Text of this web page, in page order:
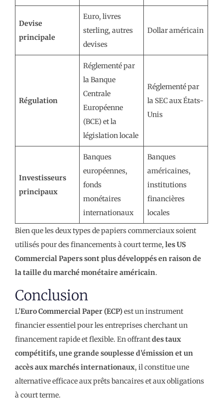
Devise
principale
Euro, livres
sterling, autres
devises
Dollar américain
Régulation
Réglementé par
la Banque
Centrale
Européenne
(BCE) et la
législation locale
Réglementé par
la SEC aux États-
Unis
Investisseurs
principaux
Banques
européennes,
fonds
monétaires
internationaux
Banques
américaines,
institutions
financières
locales
Bien que les deux types de papiers commerciaux soient
utilisés pour des financements à court terme, les US
Commercial Papers sont plus développés en raison de
la taille du marché monétaire américain.
Conclusion
L’Euro Commercial Paper (ECP)est un instrument
financier essentiel pour les entreprises cherchant un
financement rapide et flexible. En offrantdes taux
compétitifs, une grande souplesse d’émission et un
accès aux marchés internationaux, il constitue une
alternative efficace aux prêts bancaires et aux obligations
à court terme.